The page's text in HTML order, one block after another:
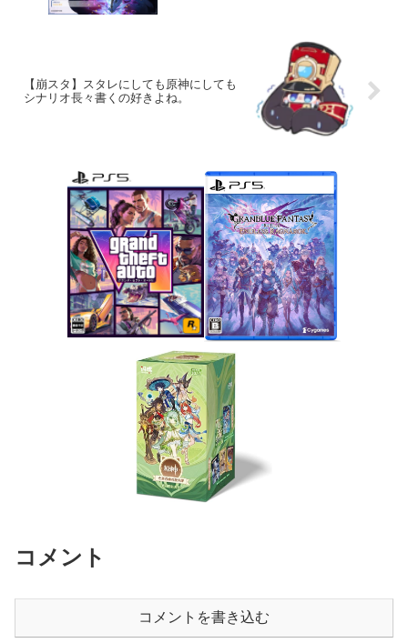
【崩スタ】スタレにしても原神にしても
シナリオ長々書くの好きよね。
コメント
コメントを書き込む